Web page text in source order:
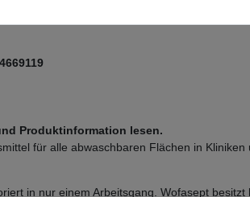
Produktinformation lesen.
für alle abwaschbaren Flächen in
in nur einem Arbeitsgang. Wofasept